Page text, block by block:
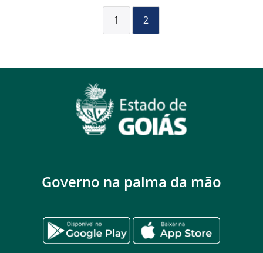
1 2
Governo na palma da mão